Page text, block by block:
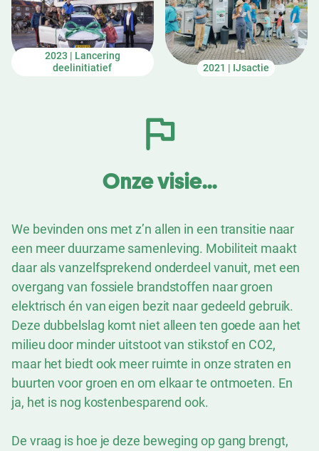
2023 | Lancering
deelinitiatief
2021 | IJsactie
Onze visie...
We bevinden ons met z’n allen in een transitie naar
een meer duurzame samenleving. Mobiliteit maakt
daar als vanzelfsprekend onderdeel vanuit, met een
overgang van fossiele brandstoffen naar groen
elektrisch én van eigen bezit naar gedeeld gebruik.
Deze dubbelslag komt niet alleen ten goede aan het
milieu door minder uitstoot van stikstof en CO2,
maar het biedt ook meer ruimte in onze straten en
buurten voor groen en om elkaar te ontmoeten. En
ja, het is nog kostenbesparend ook.
De vraag is hoe je deze beweging op gang brengt,